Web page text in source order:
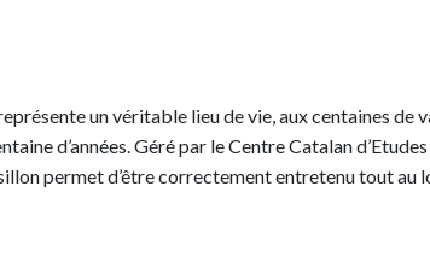
un véritable lieu de vie, aux centaines de
d’années. Géré par le Centre Catalan
permet d’être correctement entretenu tout au